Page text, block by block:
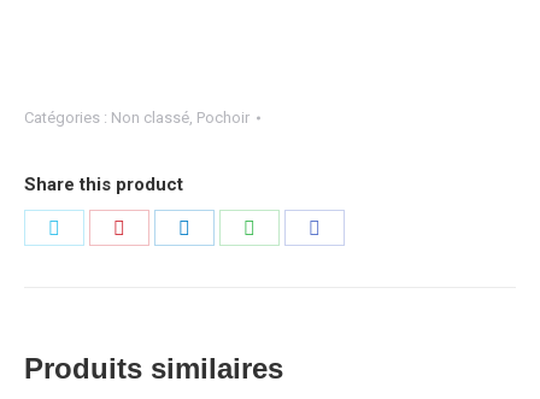
Catégories : Non classé, Pochoir
Share this product
Partager Partager Partager Partager
Produits similaires